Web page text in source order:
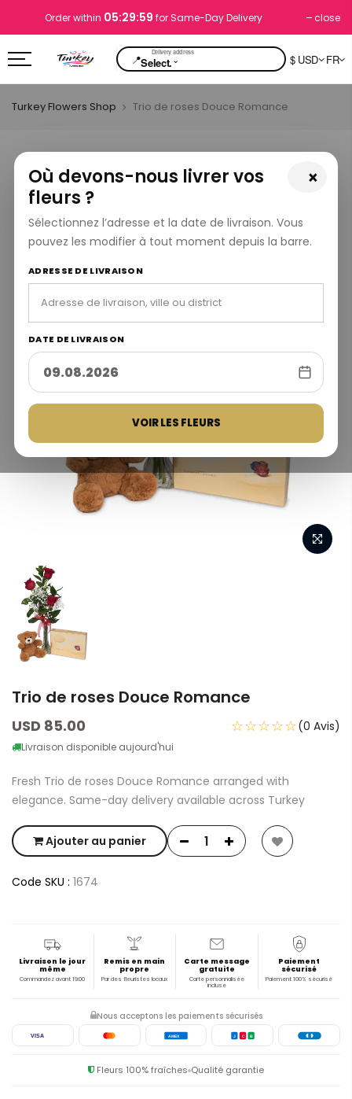
Order within 05:29:58 for Same-Day Delivery close
📍Select.⌄ $ USD FR
×
Où devons-nous livrer vos
fleurs ?
Sélectionnez l’adresse et la date de livraison. Vous
pouvez les modifier à tout moment depuis la barre.
ADRESSE DE LIVRAISON
DATE DE LIVRAISON
VOIR LES FLEURS
Turkey Flowers Shop Trio de roses Douce Romance
Trio de roses Douce Romance
USD 85.00
Livraison disponible aujourd'hui
☆☆☆☆☆(0 Avis)
Fresh Trio de roses Douce Romance arranged with
elegance. Same-day delivery available across Turkey
Ajouter au panier
Code SKU : 1674
Livraison le jour
même
Commandez avant 19:00
Remis en main
propre
Par des fleuristes locaux
Carte message
gratuite
Carte personnalisée
incluse
Paiement
sécurisé
Paiement 100% sécurisé
Nous acceptons les paiements sécurisés
VISA AMEX J C B
Fleurs 100% fraîches Qualité garantie